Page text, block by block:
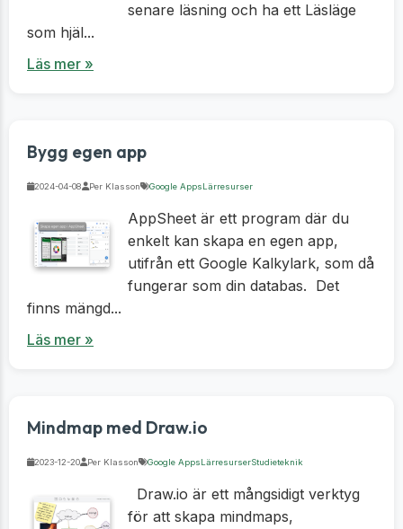
senare läsning och ha ett Läsläge
som hjäl...
Läs mer »
Bygg egen app
2024-04-08 Per Klasson Google AppsLärresurser
AppSheet är ett program där du
enkelt kan skapa en egen app,
utifrån ett Google Kalkylark, som då
fungerar som din databas. Det
finns mängd...
Läs mer »
Mindmap med Draw.io
2023-12-20 Per Klasson Google AppsLärresurserStudieteknik
Draw.io är ett mångsidigt verktyg
för att skapa mindmaps,